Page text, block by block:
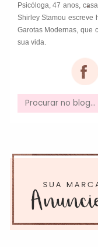
Psicóloga, 47 anos,
Shirley Stamou escreve
Garotas Modernas, que
sua vida.